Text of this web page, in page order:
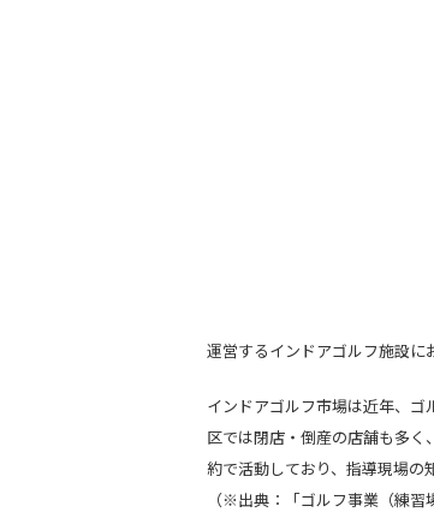
運営するインドアゴルフ施設に
インドアゴルフ市場は近年、
区では閉店・倒産の店舗も多
約で活動しており、指導現場の
（※出典：「ゴルフ事業（練